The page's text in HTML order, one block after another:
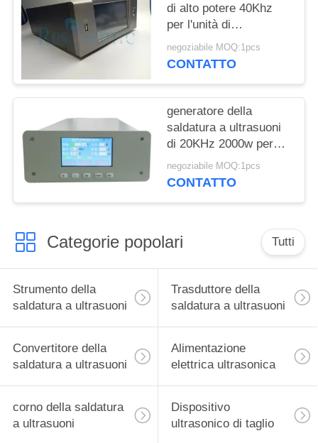
di alto potere 40Khz
per l'unità di
elaborazione liquida
tagliente di saldatura
negoziabile MOQ:1pcs
CONTATTO
generatore della
saldatura a ultrasuoni
di 20KHz 2000w per
l'affettatrice della
maschera
negoziabile MOQ:1pcs
CONTATTO
Categorie popolari Tutti
Strumento della
saldatura a ultrasuoni
Trasduttore della
saldatura a ultrasuoni
Convertitore della
saldatura a ultrasuoni
Alimentazione
elettrica ultrasonica
corno della saldatura
a ultrasuoni
Dispositivo
ultrasonico di taglio